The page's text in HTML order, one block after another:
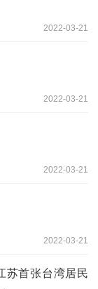
2022-03-21
2022-03-21
2022-03-21
2022-03-21
苏首张台湾居民